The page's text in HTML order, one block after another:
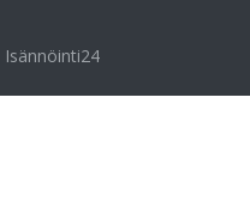
Isännöinti24